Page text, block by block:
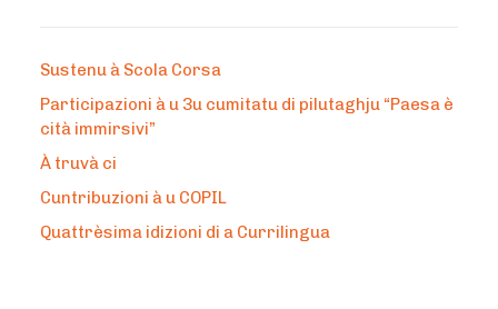
Sustenu à Scola Corsa
Participazioni à u 3u cumitatu di pilutaghju “Paesa è
cità immirsivi”
À truvà ci
Cuntribuzioni à u COPIL
Quattrèsima idizioni di a Currilingua